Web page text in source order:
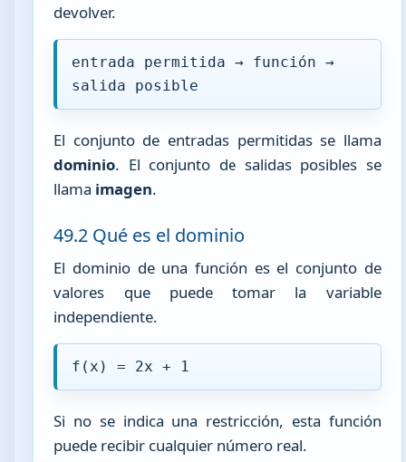
devolver.
entrada permitida → función →
salida posible
El conjunto de entradas permitidas se llama
dominio. El conjunto de salidas posibles se
llama imagen.
49.2 Qué es el dominio
El dominio de una función es el conjunto de
valores que puede tomar la variable
independiente.
f(x) = 2x + 1
Si no se indica una restricción, esta función
puede recibir cualquier número real.